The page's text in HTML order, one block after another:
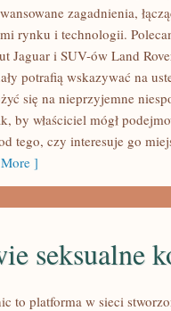
zagadnienia,
rynku i technologii.
Jaguar i SUV-ów Land
potrafią wskazywać na
się na nieprzyjemne
by właściciel mógł
tego, czy interesuje go
]
seksualne
to platforma w sieci